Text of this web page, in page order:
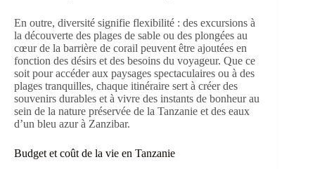
En outre, diversité signifie flexibilité : des excursions à
la découverte des plages de sable ou des plongées au
cœur de la barrière de corail peuvent être ajoutées en
fonction des désirs et des besoins du voyageur. Que ce
soit pour accéder aux paysages spectaculaires ou à des
plages tranquilles, chaque itinéraire sert à créer des
souvenirs durables et à vivre des instants de bonheur au
sein de la nature préservée de la Tanzanie et des eaux
d’un bleu azur à Zanzibar.
Budget et coût de la vie en Tanzanie